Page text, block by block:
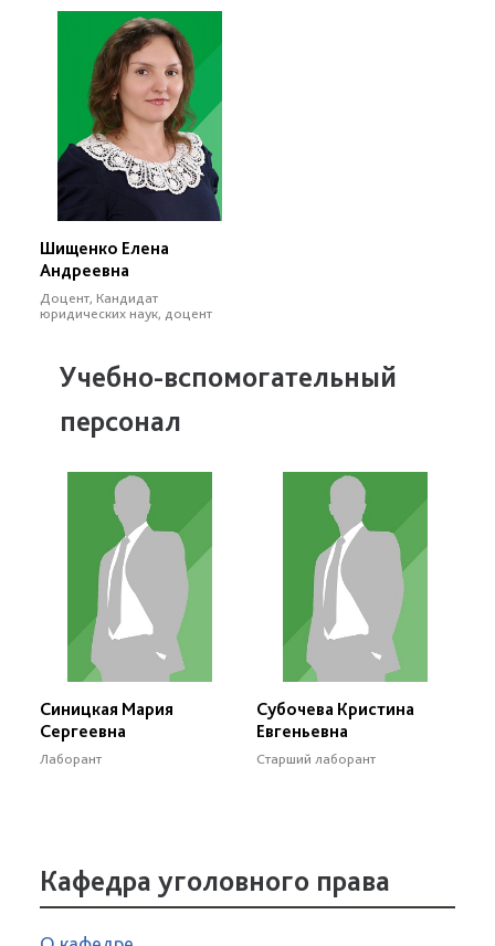
Шищенко Елена
Андреевна
Доцент, Кандидат
юридических наук, доцент
Учебно-вспомогательный
персонал
Синицкая Мария
Сергеевна
Лаборант
Субочева Кристина
Евгеньевна
Старший лаборант
Кафедра уголовного права